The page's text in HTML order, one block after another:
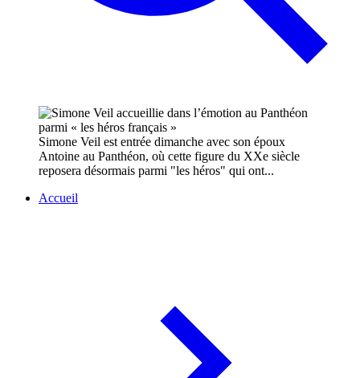
Simone Veil est entrée dimanche avec son époux
Antoine au Panthéon, où cette figure du XXe siècle
reposera désormais parmi "les héros" qui ont...
Accueil